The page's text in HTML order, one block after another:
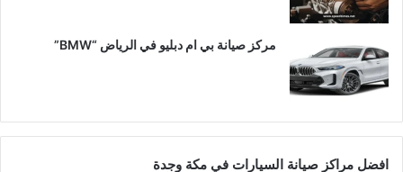
مركز صيانة بي ام دبليو في الرياض “BMW”
افضل مراكز صيانة السيارات في مكة وجدة